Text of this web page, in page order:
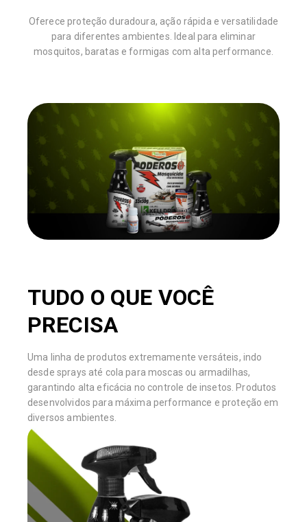
Oferece proteção duradoura, ação rápida e versatilidade
para diferentes ambientes. Ideal para eliminar
mosquitos, baratas e formigas com alta performance.
TUDO O QUE VOCÊ
PRECISA
Uma linha de produtos extremamente versáteis, indo
desde sprays até cola para moscas ou armadilhas,
garantindo alta eficácia no controle de insetos. Produtos
desenvolvidos para máxima performance e proteção em
diversos ambientes.